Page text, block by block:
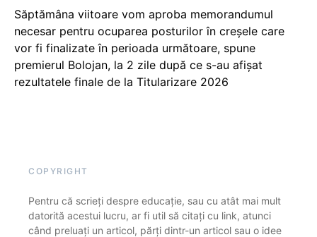
Săptămâna viitoare vom aproba memorandumul
necesar pentru ocuparea posturilor în creșele care
vor fi finalizate în perioada următoare, spune
premierul Bolojan, la 2 zile după ce s-au afișat
rezultatele finale de la Titularizare 2026
COPYRIGHT
Pentru că scrieți despre educație, sau cu atât mai mult
datorită acestui lucru, ar fi util să citați cu link, atunci
când preluați un articol, părți dintr-un articol sau o idee